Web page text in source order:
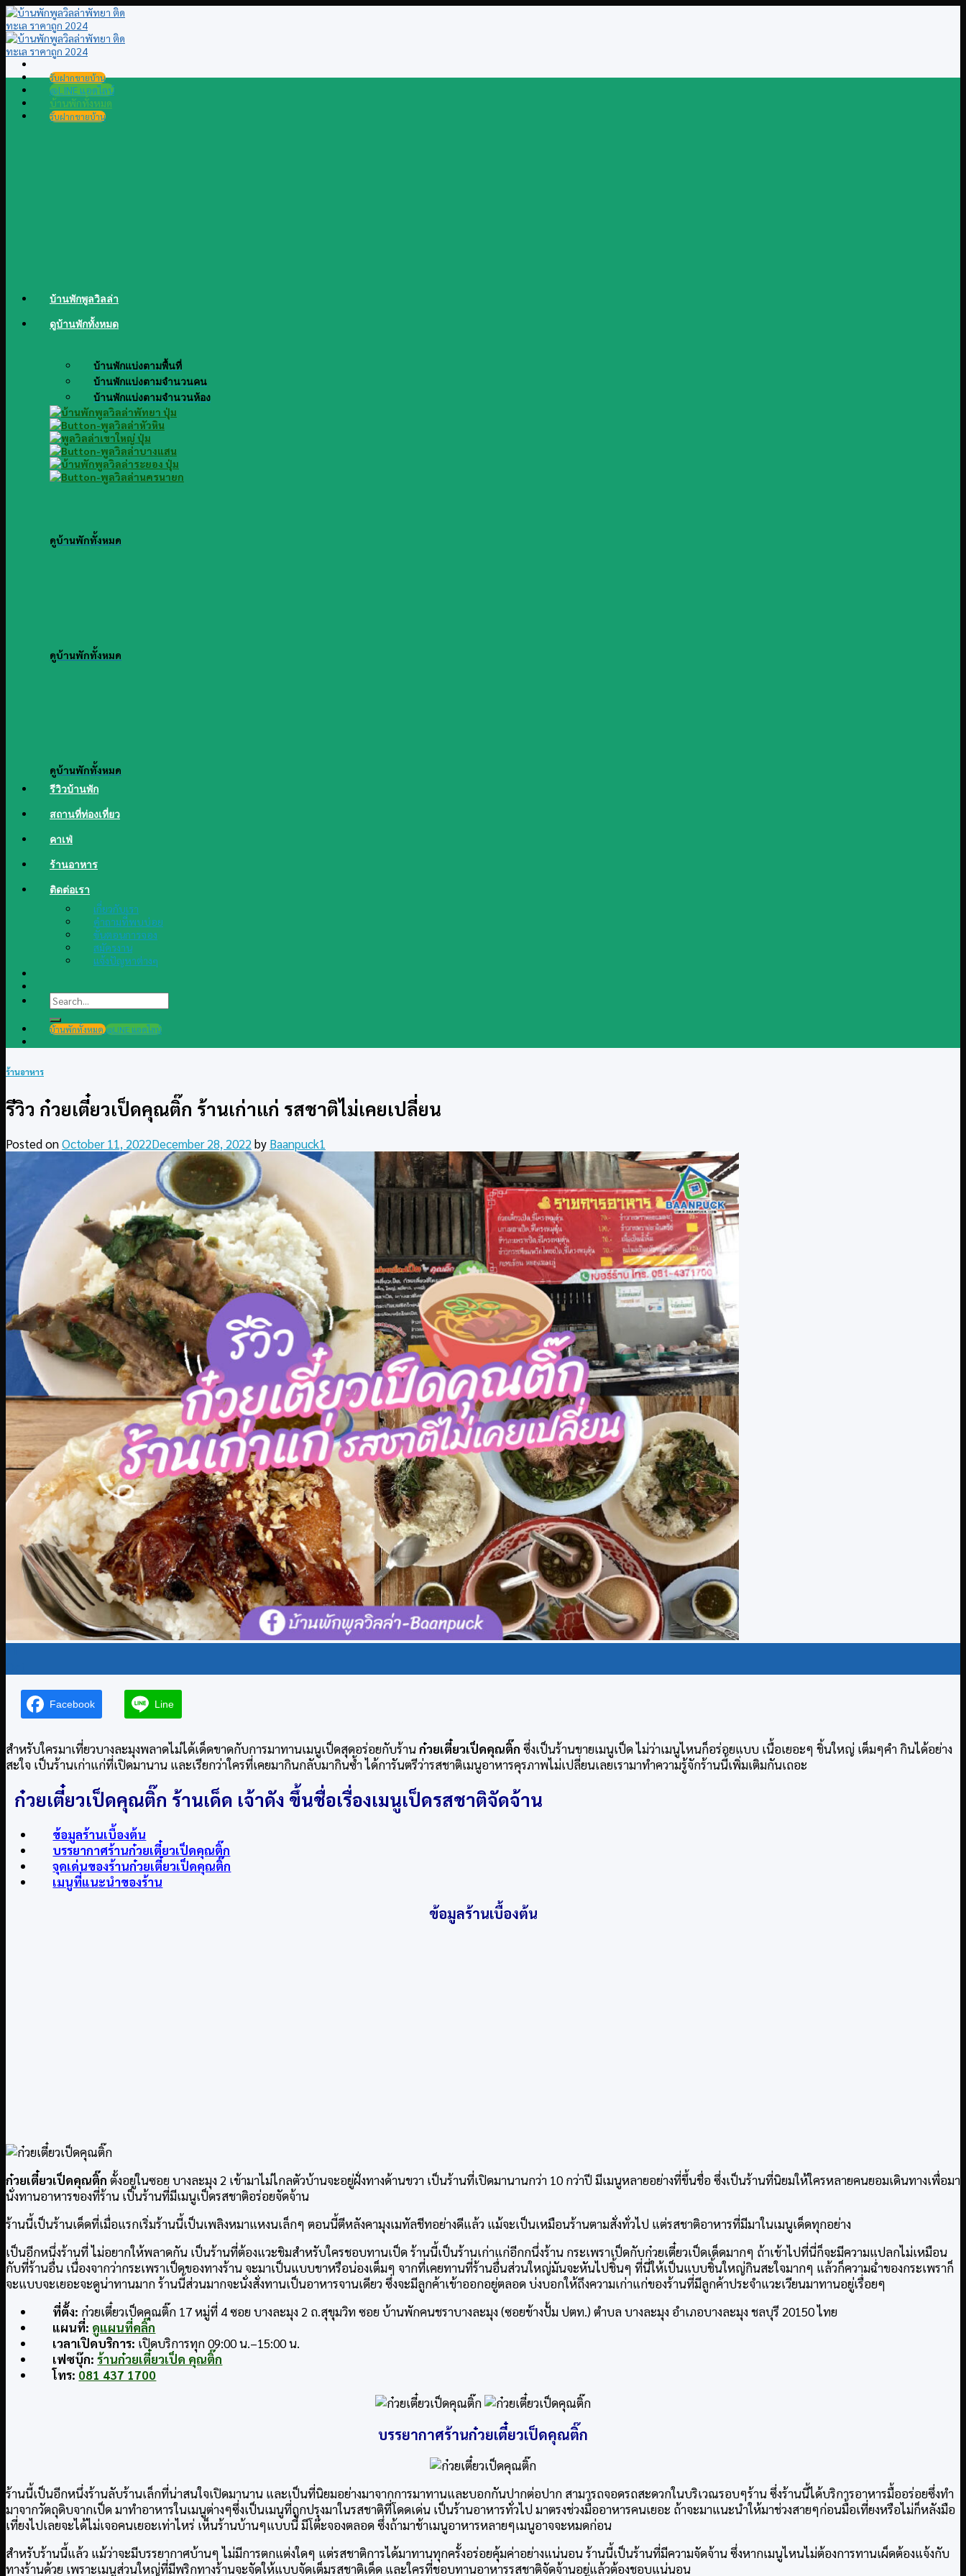
Skip
to
content
รับฝากขายบ้าน
@LINE แอดไลน์
บ้านพักทั้งหมด
รับฝากขายบ้าน
บ้านพักพูลวิลล่า
ดูบ้านพักทั้งหมด
บ้านพักแบ่งตามพื้นที่
บ้านพักแบ่งตามจำนวนคน
บ้านพักแบ่งตามจำนวนห้อง
ดูบ้านพักทั้งหมด
ดูบ้านพักทั้งหมด
ดูบ้านพักทั้งหมด
รีวิวบ้านพัก
สถานที่ท่องเที่ยว
คาเฟ่
ร้านอาหาร
ติดต่อเรา
เกี่ยวกับเรา
คำถามที่พบบ่อย
ขั้นตอนการจอง
สมัครงาน
แจ้งปัญหาต่างๆ
Search
for:
บ้านพักทั้งหมด @LINE แอดไลน์
ร้านอาหาร
รีวิว ก๋วยเตี๋ยวเป็ดคุณติ๊ก ร้านเก่าแก่ รสชาติไม่เคยเปลี่ยน
Posted onOctober 11, 2022December 28, 2022 by Baanpuck1
Facebook Line
สำหรับใครมาเที่ยวบางละมุงพลาดไม่ได้เด็ดขาดกับการมาทานเมนูเป็ดสุดอร่อยกับร้านก๋วยเตี๋ยวเป็ดคุณติ๊ก ซึ่งเป็นร้านขายเมนูเป็ด ไม่ว่าเมนูไหนก็อร่อยแบบ เนื้อเยอะๆ ชิ้นใหญ่ เต็มๆคำ กินได้อย่าง
สะใจ เป็นร้านเก่าแก่ที่เปิดมานาน และเรียกว่าใครที่เคยมากินกลับมากินซ้ำ ได้การันตรีว่ารสชาติเมนูอาหารคุรภาพไม่เปลี่ยนเลยเรามาทำความรู้จักร้านนี้เพิ่มเติมกันเถอะ
ก๋วยเตี๋ยวเป็ดคุณติ๊ก ร้านเด็ด เจ้าดัง ขึ้นชื่อเรื่องเมนูเป็ดรสชาติจัดจ้าน
ข้อมูลร้านเบื้องต้น
บรรยากาศร้านก๋วยเตี๋ยวเป็ดคุณติ๊ก
จุดเด่นของร้านก๋วยเตี๋ยวเป็ดคุณติ๊ก
เมนูที่แนะนำของร้าน
ข้อมูลร้านเบื้องต้น
ก๋วยเตี๋ยวเป็ดคุณติ๊ก ตั้งอยู่ในซอย บางละมุง 2 เข้ามาไม่ไกลตัวบ้านจะอยู่ฝั่งทางด้านขวา เป็นร้านที่เปิดมานานกว่า 10 กว่าปี มีเมนูหลายอย่างที่ขึ้นชื่อ ซึ่งเป็นร้านที่นิยมให้ใครหลายคนยอมเดินทางเพื่อมา
นั่งทานอาหารของที่ร้าน เป็นร้านที่มีเมนูเป็ดรสชาติอร่อยจัดจ้าน
ร้านนี้เป็นร้านเด็ดที่เมื่อแรกเริ่มร้านนี้เป็นเพลิงหมาแหงนเล็กๆ ตอนนี้ตีหลังคามุงเมทัลชีทอย่างดีแล้ว แม้จะเป็นเหมือนร้านตามสั่งทั่วไป แต่รสชาติอาหารที่มีมาในเมนูเด็ดทุกอย่าง
เป็นอีกหนึ่งร้านที่ ไม่อยากให้พลาดกัน เป็นร้านที่ต้องแวะชิมสำหรับใครชอบทานเป็ด ร้านนี้เป็นร้านเก่าแก่อีกกนึ่งร้าน กระเพราเป็ดกับก๋วยเตี๋ยวเป็ดเด็ดมากๆ ถ้าเข้าไปที่นี่ก็จะมีความแปลกไม่เหมือน
กับที่ร้านอื่น เนื่องจากว่ากระเพราเป็ดของทางร้าน จะมาเป็นแบบขาหรือน่องเต็มๆ จากที่เคยทานที่ร้านอื่นส่วนใหญ่มันจะหันไปชิ้นๆ ที่นี่ให้เป็นแบบชิ้นใหญ่กินสะใจมากๆ แล้วก็ความฉ่ำของกระเพราก็
จะแบบจะเยอะจะดูน่าทานมาก ร้านนี้ส่วนมากจะนั่งสั่งทานเป็นอาหารจานเดียว ซึ่งจะมีลูกค้าเข้าออกอยู่ตลอด บ่งบอกให้ถึงความเก่าแก่ของร้านที่มีลูกค้าประจำแวะเวียนมาทานอยู่เรื่อยๆ
ที่ตั้ง: ก๋วยเตี๋ยวเป็ดคุณติ๊ก 17 หมู่ที่ 4 ซอย บางละมุง 2 ถ.สุขุมวิท ซอย บ้านพักคนชราบางละมุง (ซอยข้างปั้ม ปตท.) ตำบล บางละมุง อำเภอบางละมุง ชลบุรี 20150 ไทย
แผนที่: ดูแผนที่คลิ๊ก
เวลาเปิดบริการ: เปิดบริการทุก 09:00 น.–15:00 น.
เฟซบุ๊ก: ร้านก๋วยเตี๋ยวเป็ด คุณติ๊ก
โทร: 081 437 1700
บรรยากาศร้านก๋วยเตี๋ยวเป็ดคุณติ๊ก
ร้านนี้เป็นอีกหนึ่งร้านลับร้านเล็กที่น่าสนใจเปิดมานาน และเป็นที่นิยมอย่างมาจากการมาทานและบอกกันปากต่อปาก สามารถจอดรถสะดวกในบริเวณรอบๆร้าน ซึ่งร้านนี้ได้บริการอาหารมื้ออร่อยซึ่งทำ
มาจากวัตถุดิบจากเป็ด มาทำอาหารในเมนูต่างๆซึ่งเป็นเมนูที่ถูกปรุงมาในรสชาติที่โดดเด่น เป็นร้านอาหารทั่วไป มาตรงช่วงมื้ออาหารคนเยอะ ถ้าจะมาแนะนำให้มาช่วงสายๆก่อนมื้อเที่ยงหรือไม่ก็หลังมือ
เที่ยงไปเลยจะได้ไม่เจอคนเยอะเท่าไหร่ เห็นร้านบ้านๆแบบนี้ มีโต๊ะจองตลอด ซึ่งถ้ามาช้าเมนูอาหารหลายๆเมนูอาจจะหมดก่อน
สำหรับร้านนี้แล้ว แม้ว่าจะมีบรรยากาศบ้านๆ ไม่มีการตกแต่งใดๆ แต่รสชาติการได้มาทานทุกครั้งอร่อยคุ้มค่าอย่างแน่นอน ร้านนี้เป็นร้านที่มีความจัดจ้าน ซึ่งหากเมนูไหนไม่ต้องการทานเผ็ดต้องแจ้งกับ
ทางร้านด้วย เพราะเมนูส่วนใหญ่ที่มีพริกทางร้านจะจัดให้แบบจัดเต็มรสชาติเด็ด และใครที่ชอบทานอาหารรสชาติจัดจ้านอยู่แล้วต้องชอบแน่นอน